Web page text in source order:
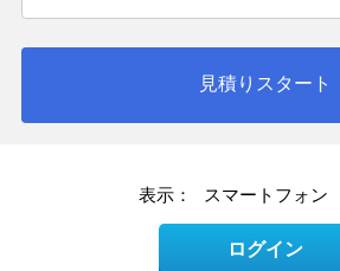
見積りスタート
表示： スマートフォン
ログイン